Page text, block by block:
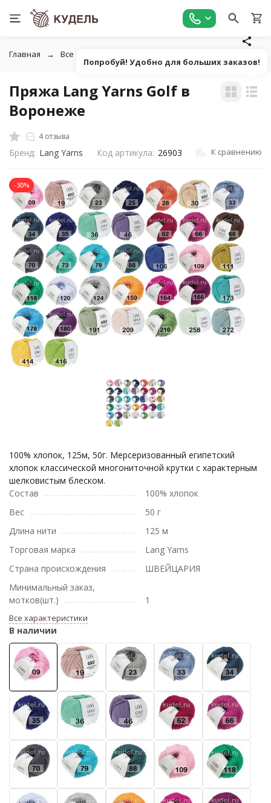
Главная Все для вязания
Пряжа Lang Yarns Golf в
Воронеже
4 отзыва
Бренд: Lang Yarns Код артикула: 26903 К сравнению
-30%
100% хлопок, 125м, 50г. Мерсеризованный египетский
хлопок классической многониточной крутки с характерным
шелковистым блеском.
Состав
100% хлопок
Вес
50 г
Длина нити
125 м
Торговая марка
Lang Yarns
Страна происхождения
ШВЕЙЦАРИЯ
Минимальный заказ,
мотков(шт.)
1
Все характеристики
В наличии
Попробуй! Удобно для больших заказов!